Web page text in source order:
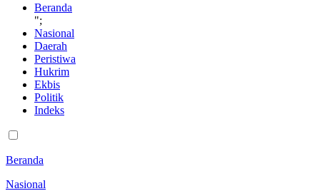
Beranda
";
Nasional
Daerah
Peristiwa
Hukrim
Ekbis
Politik
Indeks
Beranda
Nasional